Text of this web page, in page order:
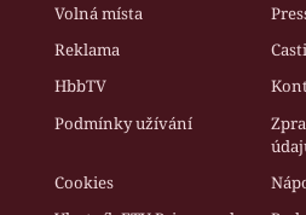
Volná místa
Reklama
HbbTV
Podmínky užívání
Cookies